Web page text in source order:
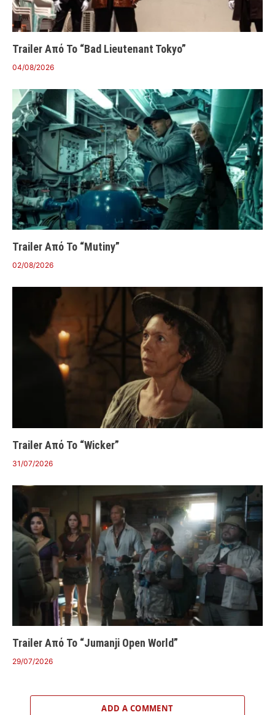
Trailer Από Το “Bad Lieutenant Tokyo”
04/08/2026
Trailer Από Το “Mutiny”
02/08/2026
Trailer Από Το “Wicker”
31/07/2026
Trailer Από Το “Jumanji Open World”
29/07/2026
ADD A COMMENT